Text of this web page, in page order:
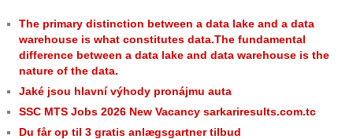
The primary distinction between a data lake and a data
warehouse is what constitutes data.The fundamental
difference between a data lake and data warehouse is the
nature of the data.
Jaké jsou hlavní výhody pronájmu auta
SSC MTS Jobs 2026 New Vacancy sarkariresults.com.tc
Du får op til 3 gratis anlægsgartner tilbud